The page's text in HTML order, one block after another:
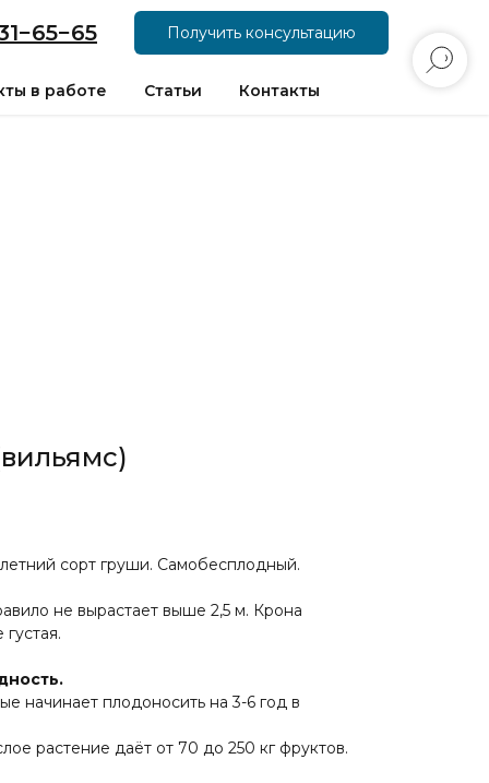
Получить консультацию
в работе Статьи Контакты
сорт груши. Самобесплодный.
не вырастает выше 2,5 м. Крона
начинает плодоносить на 3-6 год в
растение даёт от 70 до 250 кг фруктов.